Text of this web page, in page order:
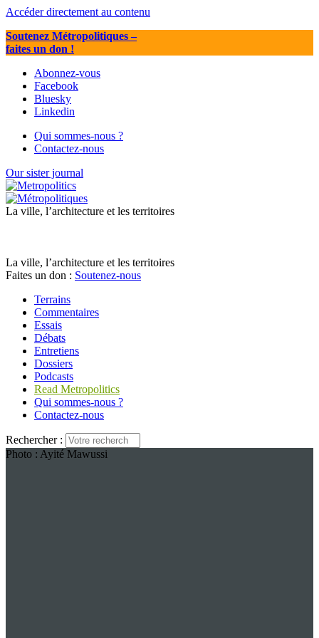
Accéder directement au contenu
Soutenez Métropolitiques–
faites un don !
Abonnez-vous
Facebook
Bluesky
Linkedin
Qui sommes-nous ?
Contactez-nous
Our sister journal
La ville, l’architecture et les territoires
La ville, l’architecture et les territoires
Faites un don : Soutenez-nous
Terrains
Commentaires
Essais
Débats
Entretiens
Dossiers
Podcasts
Read Metropolitics
Qui sommes-nous ?
Contactez-nous
Rechercher :
Photo : Ayité Mawussi